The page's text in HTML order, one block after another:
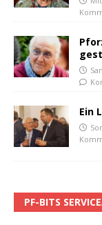
Ein
PF-BITS